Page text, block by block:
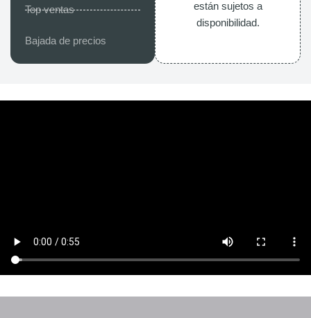
Top ventas
Bajada de precios
están sujetos a
disponibilidad.